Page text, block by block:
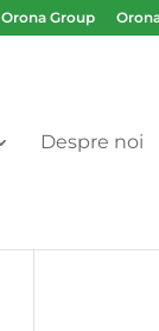
Orona Group
Despre noi